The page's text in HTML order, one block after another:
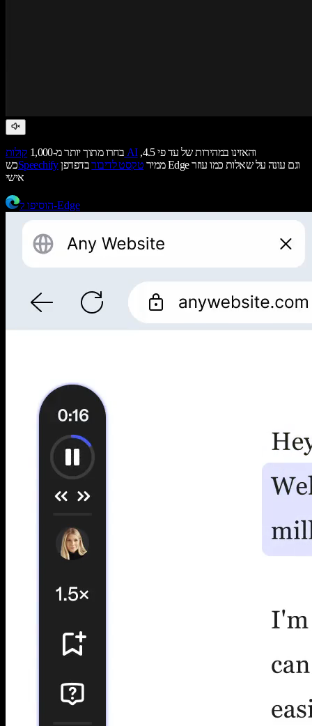
בחרו מתוך יותר מ-1,000 קולות AIוהאזינו במהירות של עד פי 4.5,
כשSpeechify ממיר טקסט לדיבורבדפדפן Edge וגם עונה על שאלות כמו עוזר
אישי
הוסיפו ל-Edge